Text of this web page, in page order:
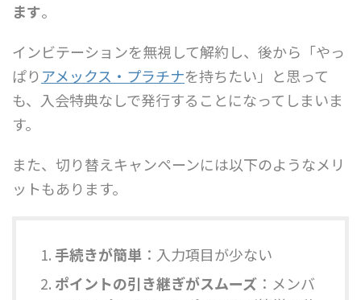
ます。
インビテーションを無視して解約し、後から「やっ
ぱりアメックス・プラチナを持ちたい」と思って
も、入会特典なしで発行することになってしまいま
す。
また、切り替えキャンペーンには以下のようなメリ
ットもあります。
手続きが簡単 ：入力項目が少ない
ポイントの引き継ぎがスムーズ ：メンバ